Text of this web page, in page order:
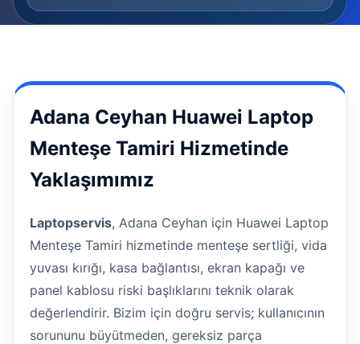
Adana Ceyhan Huawei Laptop
Menteşe Tamiri Hizmetinde
Yaklaşımımız
Laptopservis, Adana Ceyhan için Huawei Laptop
Menteşe Tamiri hizmetinde menteşe sertliği, vida
yuvası kırığı, kasa bağlantısı, ekran kapağı ve
panel kablosu riski başlıklarını teknik olarak
değerlendirir. Bizim için doğru servis; kullanıcının
sorununu büyütmeden, gereksiz parça